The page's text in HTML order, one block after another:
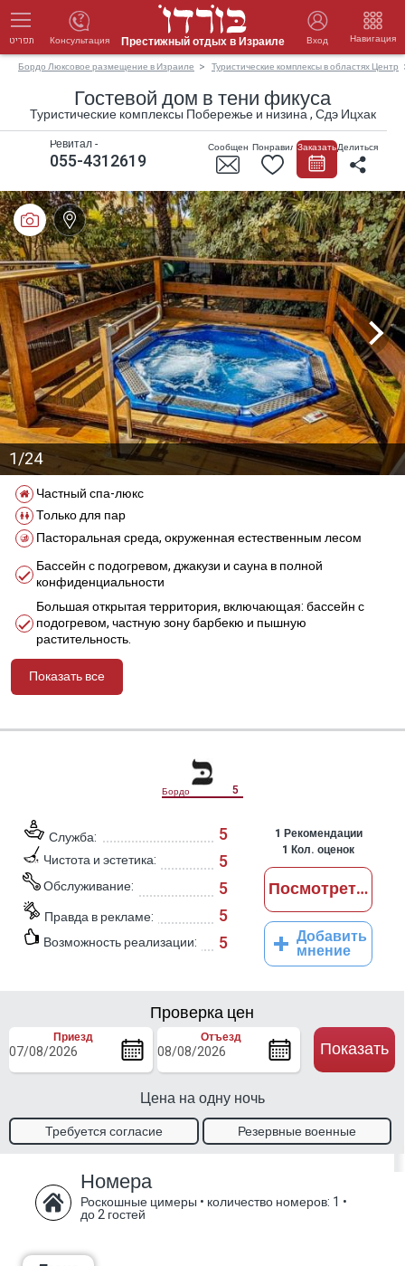
תפריט Престижный отдых в Израиле Вход Навигация
Консультация
Бордо Люксовое размещение в Израиле Туристические комплексы в областях Центр
Гостевой дом в тени фикуса
Туристические комплексы Побережье и низина , Сдэ Ицхак
Делиться
СообщениеПонравилосьЗаказать
055-4312619
Ревитал -
1/24
Частный спа-люкс
Только для пар
Пасторальная среда, окруженная естественным лесом
Бассейн с подогревом, джакузи и сауна в полной
конфиденциальности
Большая открытая территория, включающая: бассейн с
подогревом, частную зону барбекю и пышную
растительность.
Показать все
Бордо 5
Служба: 5
Чистота и эстетика: 5
Обслуживание: 5
Правда в рекламе: 5
Возможность реализации: 5
1 Рекомендации
1 Кол. оценок
Посмотреть
Добавить
мнение
Проверка цен
Приезд Отъезд
Цена на одну ночь
Показать
Требуется согласие
Резервные военные
Номера
Роскошные цимеры • количество номеров: 1 •
до 2 гостей